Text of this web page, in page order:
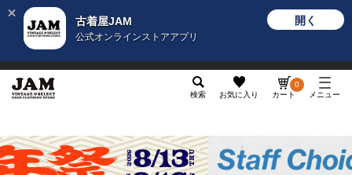
古着屋JAM
公式オンラインストアアプリ
開く
検索 お気に入り カート
0
メニュー